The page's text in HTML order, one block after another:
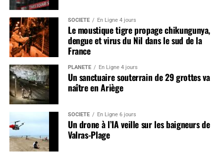
SOCIÉTÉ En Ligne 4 jours
Le moustique tigre propage chikungunya,
dengue et virus du Nil dans le sud de la
France
PLANÈTE En Ligne 4 jours
Un sanctuaire souterrain de 29 grottes va
naître en Ariège
SOCIÉTÉ En Ligne 6 jours
Un drone à l’IA veille sur les baigneurs de
Valras-Plage